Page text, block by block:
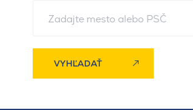
VYHĽADAŤ